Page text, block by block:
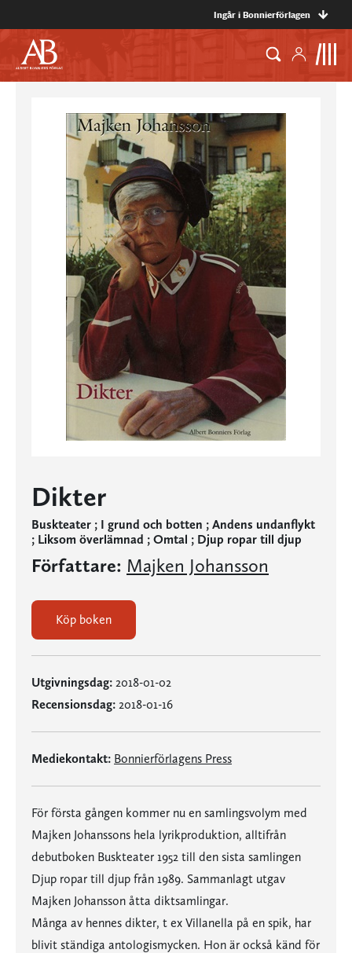
Ingår i Bonnierförlagen
Dikter
Buskteater ; I grund och botten ; Andens undanflykt
; Liksom överlämnad ; Omtal ; Djup ropar till djup
Författare: Majken Johansson
Köp boken
Utgivningsdag: 2018-01-02
Recensionsdag: 2018-01-16
Mediekontakt: Bonnierförlagens Press
För första gången kommer nu en samlingsvolym med
Majken Johanssons hela lyrikproduktion, alltifrån
debutboken Buskteater 1952 till den sista samlingen
Djup ropar till djup från 1989. Sammanlagt utgav
Majken Johansson åtta diktsamlingar.
Många av hennes dikter, t ex Villanella på en spik, har
blivit ständiga antologismycken. Hon är också känd för